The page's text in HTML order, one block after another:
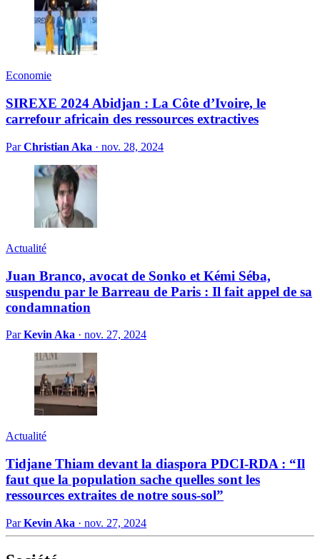
Economie
SIREXE 2024 Abidjan : La Côte d’Ivoire, le
carrefour africain des ressources extractives
ParChristian Aka · nov. 28, 2024
Actualité
Juan Branco, avocat de Sonko et Kémi Séba,
suspendu par le Barreau de Paris : Il fait appel de sa
condamnation
ParKevin Aka · nov. 27, 2024
Actualité
Tidjane Thiam devant la diaspora PDCI-RDA : “Il
faut que la population sache quelles sont les
ressources extraites de notre sous-sol”
ParKevin Aka · nov. 27, 2024